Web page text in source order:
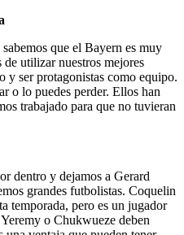
que el Bayern es muy
utilizar nuestros mejores
y ser protagonistas como equipo.
o lo puedes perder. Ellos han
trabajado para que no tuvieran
dentro y dejamos a Gerard
grandes futbolistas. Coquelin
temporada, pero es un jugador
o Chukwueze deben